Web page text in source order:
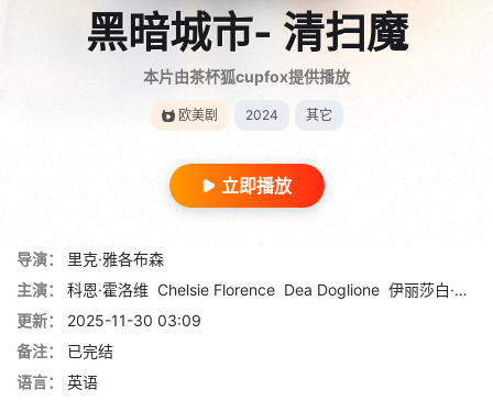
黑暗城市- 清扫魔
本片由茶杯狐cupfox提供播放
欧美剧 2024 其它
立即播放
导演：
里克·雅各布森
主演：
科恩·霍洛维 Chelsie Florence Dea Doglione 伊丽莎白·霍桑
更新：
2025-11-30 03:09
备注：
已完结
语言：
英语